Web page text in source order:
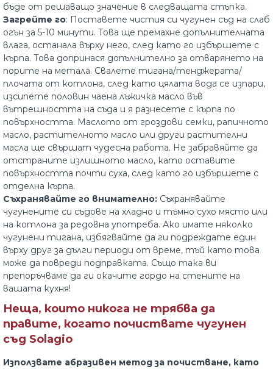
бъде от решаващо значение в следващата стъпка.
Загрейте го: Поставете чистия си чугунен съд на слаб
огън за 5-10 минути. Това ще премахне допълнителната
влага, останала върху него, след като го избършете с
кърпа. Това допринася допълнително за отварянето на
порите на метала. Свалете тигана/тенджерата/
плочата от котлона, след като цялата вода се изпари,
изсипете половин чаена лъжичка масло във
вътрешността на съда и я разнесете с кърпа по
повърхността. Маслото от гроздови семки, рапичното
масло, растителното масло или други растителни
масла ще свършат чудесна работа. Не забравяйте да
отстраните излишното масло, като оставите
повърхността почти суха, след като го избършете с
отделна кърпа.
Съхранявайте го внимателно: Съхранявайте
чугунените си съдове на хладно и тъмно сухо място или
на котлона за редовна употреба. Ако имате няколко
чугунени тигана, избягвайте да ги подреждате един
върху друг за дълги периоди от време, тъй като това
може да повреди подправката. Също така ви
препоръчваме да ги окачите гордо на стените на
вашата кухня!
Неща, които никога не трябва да
правите, когато почиствате чугунен
съд Solagio
Използвате абразивен метод за почистване, като